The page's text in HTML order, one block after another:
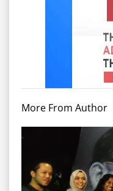
More From Author